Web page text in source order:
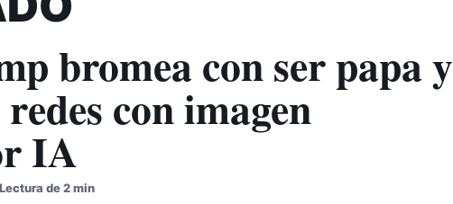
bromea con ser papa y
con imagen
IA
de 2 min